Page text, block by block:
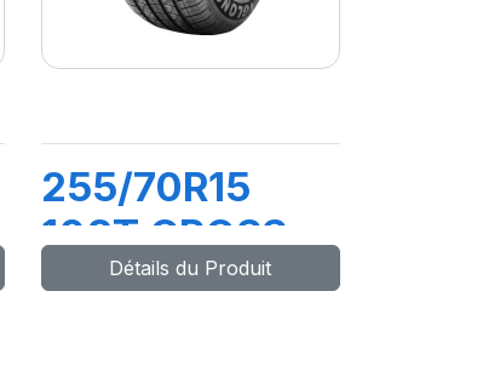
255/70R15
108T CROSS
WIND A/T
Détails du Produit